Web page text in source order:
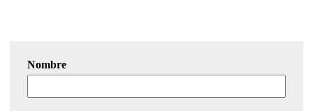
Nombre